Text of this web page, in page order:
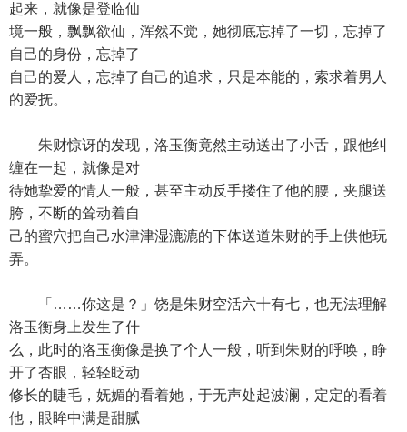
起来，就像是登临仙
境一般，飘飘欲仙，浑然不觉，她彻底忘掉了一切，忘掉了
自己的身份，忘掉了
自己的爱人，忘掉了自己的追求，只是本能的，索求着男人
的爱抚。
朱财惊讶的发现，洛玉衡竟然主动送出了小舌，跟他纠
缠在一起，就像是对
待她挚爱的情人一般，甚至主动反手搂住了他的腰，夹腿送
胯，不断的耸动着自
己的蜜穴把自己水津津湿漉漉的下体送道朱财的手上供他玩
弄。
「……你这是？」饶是朱财空活六十有七，也无法理解
洛玉衡身上发生了什
么，此时的洛玉衡像是换了个人一般，听到朱财的呼唤，睁
开了杏眼，轻轻眨动
修长的睫毛，妩媚的看着她，于无声处起波澜，定定的看着
他，眼眸中满是甜腻